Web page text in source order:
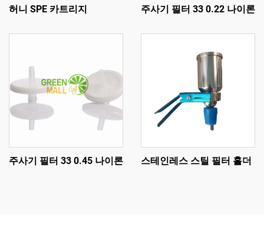
허니 SPE 카트리지 주사기 필터 33 0.22 나이론
주사기 필터 33 0.45 나이론 스테인레스 스틸 필터 홀더